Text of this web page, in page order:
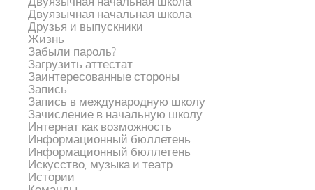
Двуязычная начальная школа
Друзья и выпускники
Жизнь
Забыли пароль?
Загрузить аттестат
Заинтересованные стороны
Запись
Запись в международную школу
Зачисление в начальную школу
Интернат как возможность
Информационный бюллетень
Информационный бюллетень
Искусство, музыка и театр
Истории